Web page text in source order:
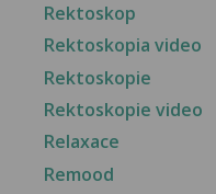
Rektoskop
Rektoskopia video
Rektoskopie
Rektoskopie video
Relaxace
Remood